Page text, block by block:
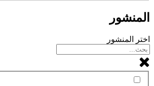
المنشور
اختر المنشور